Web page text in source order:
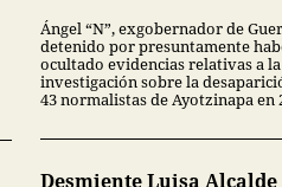
Ángel “N”, exgobernador de
detenido por presuntamente
ocultado evidencias relativas a la
investigación sobre la
43 normalistas de Ayotzinapa en
Desmiente Luisa Alcalde